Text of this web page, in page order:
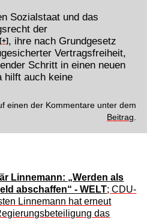
Sozialstaat und das
der
, ihre nach Grundgesetz
Vertragsfreiheit,
Schritt in einen neuen
hilft auch keine
einen der Kommentare unter dem
Beitrag
Linnemann: „Werden als
abschaffen“ - WELT; CDU-
Linnemann hat erneut
das